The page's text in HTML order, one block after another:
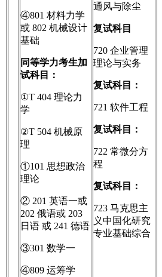
④801 材料力学
或 802 机械设计
基础
同等学力考生加
试科目：
①T 404 理论力
学
②T 504 机械原
理
①101 思想政治
理论
② 201 英语一或
202 俄语或 203
日语 或 241 德语
③301 数学一
④809 运筹学
通风与除尘
复试科目
720 企业管理
理论与实务
复试科目：
721 软件工程
复试科目：
722 常微分方
程
复试科目：
723 马克思主
义中国化研究
专业基础综合